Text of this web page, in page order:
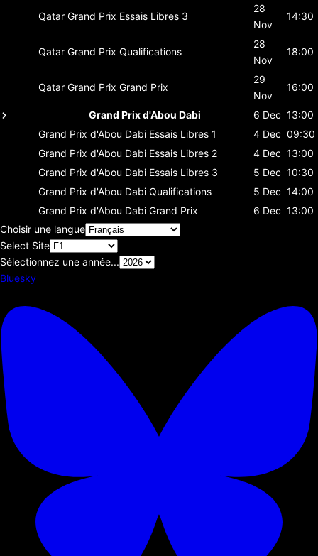
Qatar Grand Prix Essais Libres 3
28
Nov
14:30
Qatar Grand Prix Qualifications
28
Nov
18:00
Qatar Grand Prix Grand Prix
29
Nov
16:00
Grand Prix d'Abou Dabi 6 Dec 13:00
Grand Prix d'Abou Dabi Essais Libres 1 4 Dec 09:30
Grand Prix d'Abou Dabi Essais Libres 2 4 Dec 13:00
Grand Prix d'Abou Dabi Essais Libres 3 5 Dec 10:30
Grand Prix d'Abou Dabi Qualifications 5 Dec 14:00
Grand Prix d'Abou Dabi Grand Prix 6 Dec 13:00
Choisir une langue
Select Site
Sélectionnez une année...
Bluesky